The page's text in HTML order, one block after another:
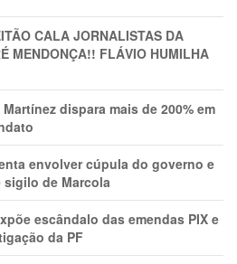
CALA JORNALISTAS DA
MENDONÇA!! FLÁVIO HUMILHA
dispara mais de 200% em
envolver cúpula do governo e
sigilo de Marcola
escândalo das emendas PIX e
da PF